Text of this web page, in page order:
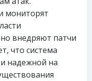
мониторят
внедряют патчи
что система
надежной на